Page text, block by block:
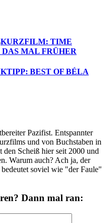
KURZFILM: TIME
MAL FRÜHER
BEST OF BÉLA
Pazifist. Entspannter
und von Buchstaben in
Scheiß hier seit 2000 und
Warum auch? Ach ja, der
soviel wie "der Faule"
Dann mal ran: